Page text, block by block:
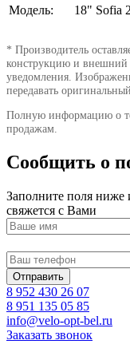
Модель:
18" Sofia
* Производитель
конструкцию и внешний
уведомления.
передавать
Полную информацию о
продажам.
Сообщить о
Заполните поля
свяжется с Вами
8 952 430 26 07
8 951 135 05 85
info@velo-opt-bel.ru
Заказать звонок